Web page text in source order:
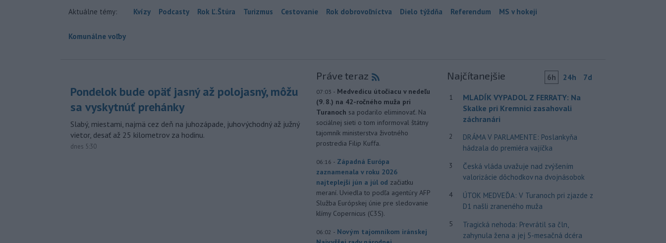
Aktuálne témy: Kvízy Podcasty Rok Ľ.Štúra Turizmus Cestovanie Rok dobrovoľníctva Dielo týždňa Referendum MS v hokeji
Komunálne voľby
Pondelok bude opäť jasný až polojasný, môžu
sa vyskytnúť prehánky
Slabý, miestami, najmä cez deň na juhozápade, juhovýchodný až južný
vietor, desať až 25 kilometrov za hodinu.
dnes 5:30
Práve teraz
07:03 - Medvedicu útočiacu v nedeľu
(9. 8.) na 42-ročného muža pri
Turanoch sa podarilo eliminovať. Na
sociálnej sieti o tom informoval štátny
tajomník ministerstva životného
prostredia Filip Kuffa.
06:16 - Západná Európa
zaznamenala v roku 2026
najteplejší jún a júl od začiatku
meraní. Uviedla to podľa agentúry AFP
Služba Európskej únie pre sledovanie
klímy Copernicus (C3S).
06:02 - Novým tajomníkom iránskej
Najčítanejšie 6h 24h 7d
1
MLADÍK VYPADOL Z FERRATY: Na
Skalke pri Kremnici zasahovali
záchranári
2
DRÁMA V PARLAMENTE: Poslankyňa
hádzala do premiéra vajíčka
3
Česká vláda uvažuje nad zvýšením
valorizácie dôchodkov na dvojnásobok
4
ÚTOK MEDVEĎA: V Turanoch pri zjazde z
D1 našli zraneného muža
5
Tragická nehoda: Prevrátil sa čln,
zahynula žena a jej 5-mesačná dcéra